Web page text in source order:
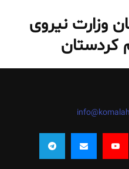
وزارت نیروی
کردستان